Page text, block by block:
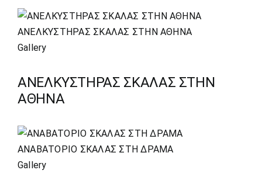
ΑΝΕΛΚΥΣΤΗΡΑΣ ΣΚΑΛΑΣ ΣΤΗΝ ΑΘΗΝΑ
Gallery
ΑΝΕΛΚΥΣΤΗΡΑΣ ΣΚΑΛΑΣ ΣΤΗΝ
ΑΘΗΝΑ
ΑΝΑΒΑΤΟΡΙΟ ΣΚΑΛΑΣ ΣΤΗ ΔΡΑΜΑ
Gallery